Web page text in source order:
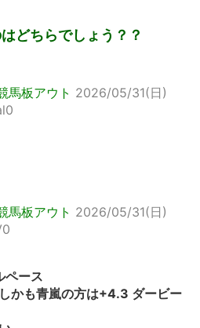
どちらでしょう？？
馬板アウト 2026/05/31(日)
馬板アウト 2026/05/31(日)
ペース
かも青嵐の方は+4.3 ダービー